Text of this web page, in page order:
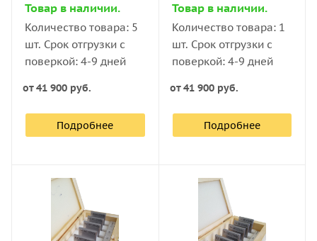
Товар в наличии.
Количество товара: 5
шт. Срок отгрузки с
поверкой: 4-9 дней
от41 900 руб.
Подробнее
Товар в наличии.
Количество товара: 1
шт. Срок отгрузки с
поверкой: 4-9 дней
от41 900 руб.
Подробнее